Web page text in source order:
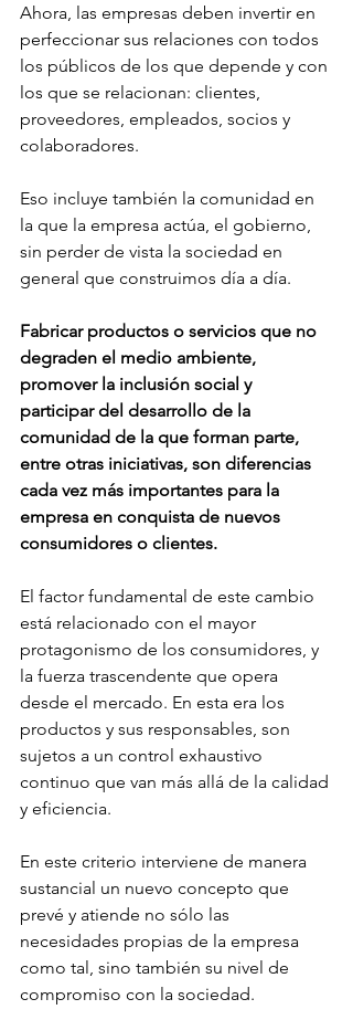
Ahora, las empresas deben invertir en
perfeccionar sus relaciones con todos
los públicos de los que depende y con
los que se relacionan: clientes,
proveedores, empleados, socios y
colaboradores.
Eso incluye también la comunidad en
la que la empresa actúa, el gobierno,
sin perder de vista la sociedad en
general que construimos día a día.
Fabricar productos o servicios que no
degraden el medio ambiente,
promover la inclusión social y
participar del desarrollo de la
comunidad de la que forman parte,
entre otras iniciativas, son diferencias
cada vez más importantes para la
empresa en conquista de nuevos
consumidores o clientes.
El factor fundamental de este cambio
está relacionado con el mayor
protagonismo de los consumidores, y
la fuerza trascendente que opera
desde el mercado. En esta era los
productos y sus responsables, son
sujetos a un control exhaustivo
continuo que van más allá de la calidad
y eficiencia.
En este criterio interviene de manera
sustancial un nuevo concepto que
prevé y atiende no sólo las
necesidades propias de la empresa
como tal, sino también su nivel de
compromiso con la sociedad.